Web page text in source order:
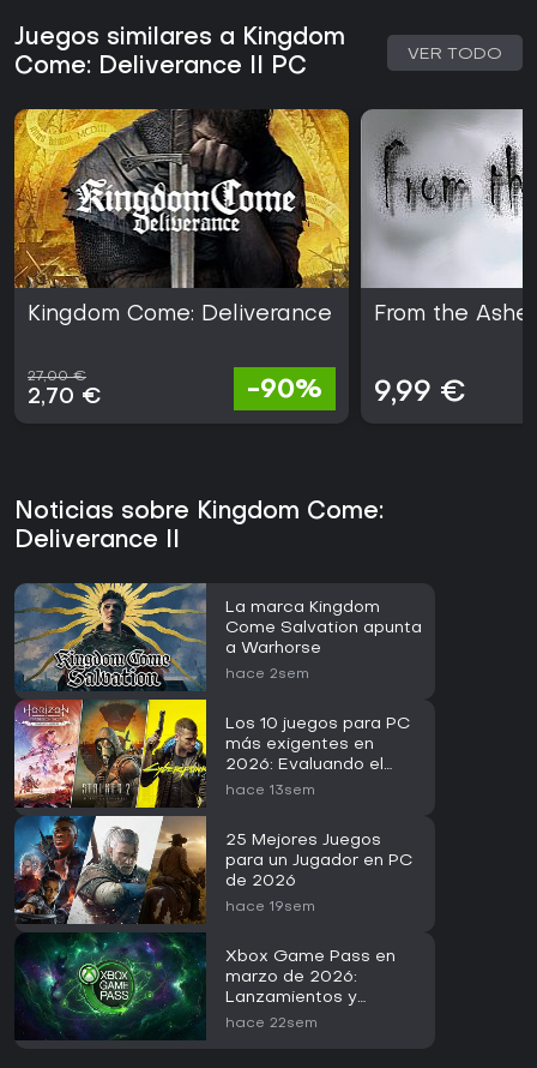
Juegos similares a Kingdom
Come: Deliverance II PC
VER TODO
Kingdom Come: Deliverance
27,00 €
2,70 € -90%
From the
9,99 €
Noticias sobre Kingdom Come:
Deliverance II
La marca Kingdom
Come Salvation apunta
a Warhorse
hace 2sem
Los 10 juegos para PC
más exigentes en
2026: Evaluando el
RTX 5090
hace 13sem
25 Mejores Juegos
para un Jugador en PC
de 2026
hace 19sem
Xbox Game Pass en
marzo de 2026:
Lanzamientos y
novedades
hace 22sem